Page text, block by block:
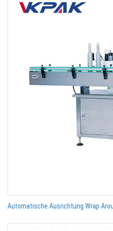
Automatische Ausrichtung Wrap